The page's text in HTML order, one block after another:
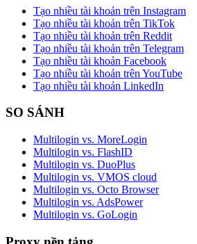
Tạo nhiều tài khoản trên Instagram
Tạo nhiều tài khoản trên TikTok
Tạo nhiều tài khoản trên Reddit
Tạo nhiều tài khoản trên Telegram
Tạo nhiều tài khoản Facebook
Tạo nhiều tài khoản trên YouTube
Tạo nhiều tài khoản LinkedIn
SO SÁNH
Multilogin vs. MoreLogin
Multilogin vs. FlashID
Multilogin vs. DuoPlus
Multilogin vs. VMOS cloud
Multilogin vs. Octo Browser
Multilogin vs. AdsPower
Multilogin vs. GoLogin